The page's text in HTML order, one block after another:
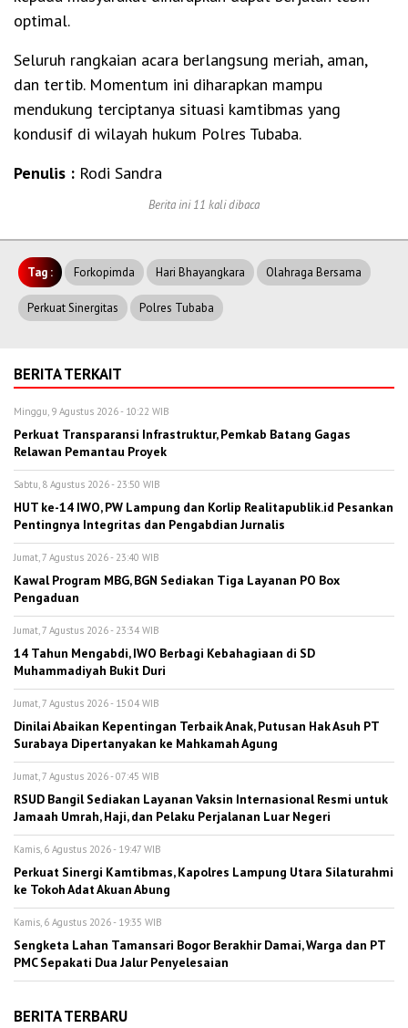
optimal.
Seluruh rangkaian acara berlangsung meriah, aman,
dan tertib. Momentum ini diharapkan mampu
mendukung terciptanya situasi kamtibmas yang
kondusif di wilayah hukum Polres Tubaba.
Penulis : Rodi Sandra
Berita ini 11 kali dibaca
Tag : Forkopimda Hari Bhayangkara Olahraga Bersama
Perkuat Sinergitas Polres Tubaba
BERITA TERKAIT
Minggu, 9 Agustus 2026 - 10:22 WIB
Perkuat Transparansi Infrastruktur, Pemkab Batang Gagas
Relawan Pemantau Proyek
Sabtu, 8 Agustus 2026 - 23:50 WIB
HUT ke-14 IWO, PW Lampung dan Korlip Realitapublik.id Pesankan
Pentingnya Integritas dan Pengabdian Jurnalis
Jumat, 7 Agustus 2026 - 23:40 WIB
Kawal Program MBG, BGN Sediakan Tiga Layanan PO Box
Pengaduan
Jumat, 7 Agustus 2026 - 23:34 WIB
14 Tahun Mengabdi, IWO Berbagi Kebahagiaan di SD
Muhammadiyah Bukit Duri
Jumat, 7 Agustus 2026 - 15:04 WIB
Dinilai Abaikan Kepentingan Terbaik Anak, Putusan Hak Asuh PT
Surabaya Dipertanyakan ke Mahkamah Agung
Jumat, 7 Agustus 2026 - 07:45 WIB
RSUD Bangil Sediakan Layanan Vaksin Internasional Resmi untuk
Jamaah Umrah, Haji, dan Pelaku Perjalanan Luar Negeri
Kamis, 6 Agustus 2026 - 19:47 WIB
Perkuat Sinergi Kamtibmas, Kapolres Lampung Utara Silaturahmi
ke Tokoh Adat Akuan Abung
Kamis, 6 Agustus 2026 - 19:35 WIB
Sengketa Lahan Tamansari Bogor Berakhir Damai, Warga dan PT
PMC Sepakati Dua Jalur Penyelesaian
BERITA TERBARU